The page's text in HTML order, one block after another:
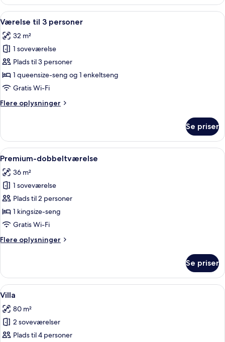
Indlæs
alle
billeder
af
Værelse
til
3
Et soveværelse med seng,
5
Værelse til 3 personer
32 m²
1 soveværelse
Plads til 3 personer
1 queensize-seng og 1 enkeltseng
Gratis Wi-Fi
Flere oplysninger
Flere
til
personer
Se priser
Indlæs
alle
billeder
af
Premium-
dobbeltværelse
Et soveværelse med seng, natborde,
5
Premium-dobbeltværelse
36 m²
1 soveværelse
Plads til 2 personer
1 kingsize-seng
Gratis Wi-Fi
Flere oplysninger
Flere
dobbeltværelse
Se priser
Indlæs
alle
billeder
af
Villa
En pænt redt seng med en bamse,
4
Villa
80 m²
2 soveværelser
Plads til 4 personer